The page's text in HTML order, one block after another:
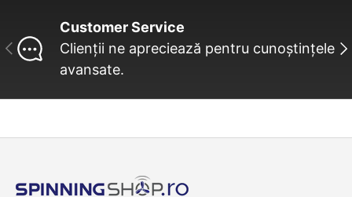
INAINTE
Customer Service
Clienții ne apreciează pentru cunoștințele
avansate.